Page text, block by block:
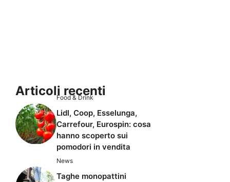
Articoli recenti
Food & Drink
Lidl, Coop, Esselunga,
Carrefour, Eurospin: cosa
hanno scoperto sui
pomodori in vendita
News
Taghe monopattini